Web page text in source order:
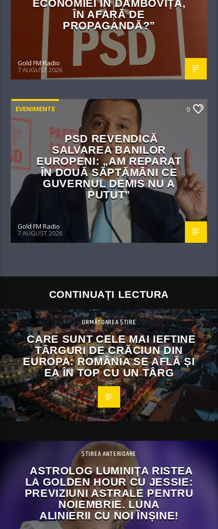
ECONOMIEI ÎN DÂMBOVIȚA,
ÎN AFARĂ DE
PROPAGANDĂ?”
Gold FM Radio
7 AUGUST 2026
EVENIMENTE 0
PSD REVENDICĂ
SALVAREA BANILOR
EUROPENI: „AM REPARAT
ÎN DOUĂ SĂPTĂMÂNI CE
GUVERNUL DEMIS NU A
PUTUT”
Gold FM Radio
7 AUGUST 2026
CONTINUAȚI LECTURA
URMĂTOAREA ȘTIRE
CARE SUNT CELE MAI IEFTINE
TÂRGURI DE CRĂCIUN DIN
EUROPA: ROMÂNIA SE AFLĂ ȘI
EA ÎN TOP CU UN TÂRG
ȘTIREA ANTERIOARE
ASTROLOG LUMINIȚA RISTEA
LA GOLDEN HOUR CU JESSIE:
PREVIZIUNI ASTRALE PENTRU
NOIEMBRIE. LUNA
ALINIERII CU NOI ÎNȘINE!